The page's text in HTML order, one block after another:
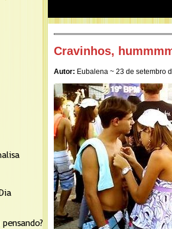
Cravinhos,
Autor: Eubalena ~ 23 de setembro